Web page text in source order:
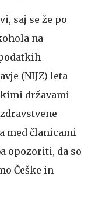
saj se že po
na
(NIJZ) leta
državami
med članicami
opozoriti, da so
Češke in